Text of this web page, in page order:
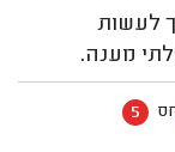
לעשות
מענה.
5